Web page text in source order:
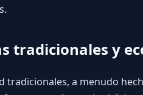
tradicionales y
tradicionales, a menudo